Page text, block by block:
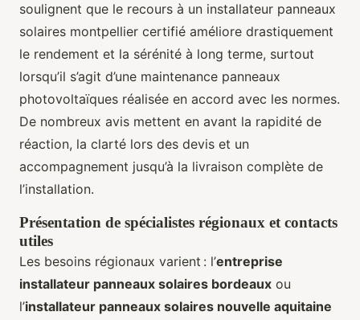
soulignent que le recours à un installateur panneaux
solaires montpellier certifié améliore drastiquement
le rendement et la sérénité à long terme, surtout
lorsqu’il s’agit d’une maintenance panneaux
photovoltaïques réalisée en accord avec les normes.
De nombreux avis mettent en avant la rapidité de
réaction, la clarté lors des devis et un
accompagnement jusqu’à la livraison complète de
l’installation.
Présentation de spécialistes régionaux et contacts
utiles
Les besoins régionaux varient : l’entreprise
installateur panneaux solaires bordeaux ou
l’installateur panneaux solaires nouvelle aquitaine